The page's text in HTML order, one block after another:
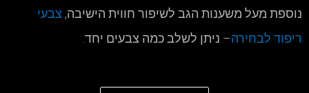
נוספת מעל משענות הגב לשיפור חווית הישיבה, צבעי
ריפוד לבחירה– ניתן לשלב כמה צבעים יחד.